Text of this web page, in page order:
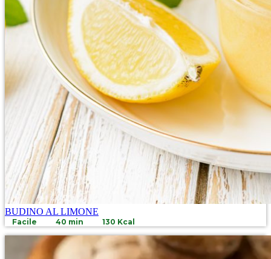
BUDINO AL LIMONE
Facile 40 min 130 Kcal